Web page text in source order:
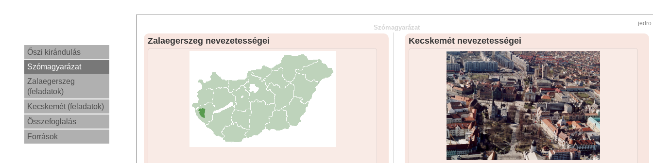
Őszi kirándulás
Szómagyarázat
Zalaegerszeg
(feladatok)
Kecskemét (feladatok)
Összefoglalás
Források
jedro
Szómagyarázat
Zalaegerszeg nevezetességei Kecskemét nevezetességei